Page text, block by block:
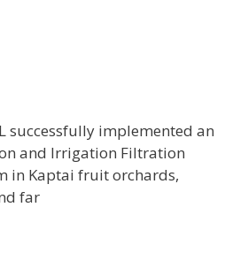
successfully implemented an
and Irrigation Filtration
in Kaptai fruit orchards,
far